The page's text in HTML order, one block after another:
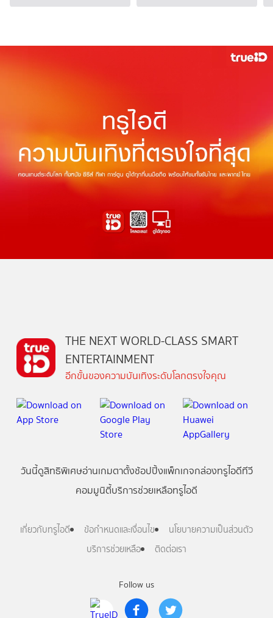
Follow us
THE NEXT WORLD-CLASS SMART
ENTERTAINMENT
อีกขั้นของความบันเทิงระดับโลกตรงใจคุณ
วันนี้ดูสิทธิพิเศษอ่านเกมตาตั้งช้อปปิ้งแพ็กเกจกล่องทรูไอดีทีวี
คอมมูนิตี้บริการช่วยเหลือทรูไอดี
เกี่ยวกับทรูไอดี ข้อกำหนดและเงื่อนไข
นโยบายความเป็นส่วนตัว
บริการช่วยเหลือ
ติดต่อเรา